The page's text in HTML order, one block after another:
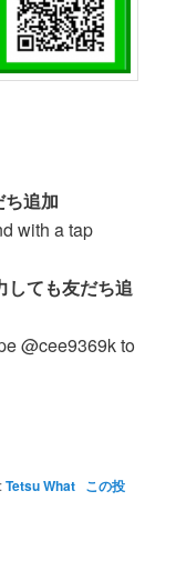
追加
with a tap
しても友だち追
@cee9369k to
Tetsu What この投